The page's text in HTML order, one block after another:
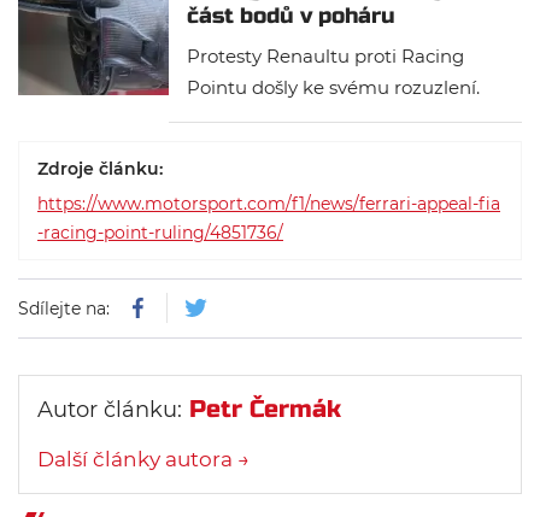
část bodů v poháru
Protesty Renaultu proti Racing
Pointu došly ke svému rozuzlení.
Monopost růžových panterů
ztrátou bodů, ale také tučnou
finanční pokutou.
Zdroje článku:
https://www.motorsport.com/f1/news/ferrari-appeal-fia
-racing-point-ruling/4851736/
Sdílejte na:
Autor článku: Petr Čermák
Další články autora →